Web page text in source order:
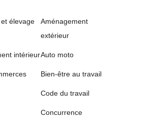
élevage
Aménagement
extérieur
intérieurAuto moto
Bien-être au travail
Code du travail
Concurrence